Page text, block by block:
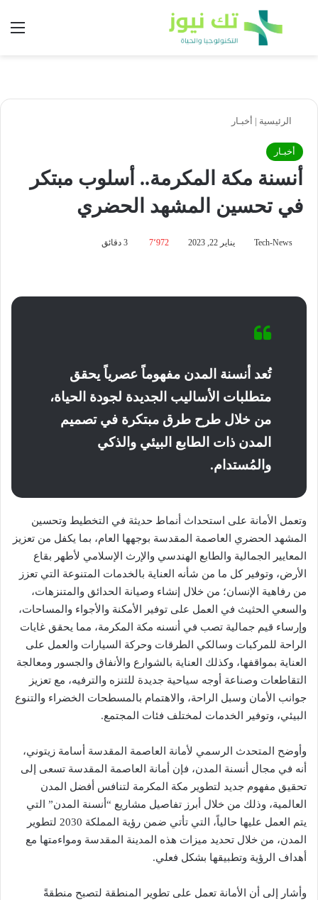
بحث عن
الرئيسية | أخبـار
أخبـار
أنسنة مكة المكرمة.. أسلوب مبتكر
في تحسين المشهد الحضري
Tech-News يناير 22, 2023 7٬972
تُعد أنسنة المدن مفهوماً عصرياً يحقق
متطلبات الأساليب الجديدة لجودة الحياة،
من خلال طرح طرق مبتكرة في تصميم
المدن ذات الطابع البيئي والذكي
والمُستدام.
وتعمل الأمانة على استحداث أنماط حديثة في التخطيط وتحسين
المشهد الحضري العاصمة المقدسة بوجهها العام، بما يكفل من تعزيز
المعايير الجمالية والطابع الهندسي والإرث الإسلامي لأطهر بقاع
الأرض، وتوفير كل ما من شأنه العناية بالخدمات المتنوعة التي تعزز
من رفاهية الإنسان؛ من خلال إنشاء وصيانة الحدائق والمتنزهات،
والسعي الحثيث في العمل على توفير الأمكنة والأجواء والمساحات،
وإرساء قيم جمالية تصب في أنسنه مكة المكرمة، مما يحقق غايات
الراحة للمركبات وسالكي الطرقات وحركة السيارات والعمل على
العناية بمواقفها، وكذلك العناية بالشوارع والأنفاق والجسور ومعالجة
التقاطعات وصناعة أوجه سياحية جديدة للتنزه والترفيه، مع تعزيز
جوانب الأمان وسبل الراحة، والاهتمام بالمسطحات الخضراء والتنوع
البيئي، وتوفير الخدمات لمختلف فئات المجتمع.
وأوضح المتحدث الرسمي لأمانة العاصمة المقدسة أسامة زيتوني،
أنه في مجال أنسنة المدن، فإن أمانة العاصمة المقدسة تسعى إلى
تحقيق مفهوم جديد لتطوير مكة المكرمة لتنافس أفضل المدن
العالمية، وذلك من خلال أبرز تفاصيل مشاريع “أنسنة المدن” التي
يتم العمل عليها حالياً، التي تأتي ضمن رؤية المملكة 2030 لتطوير
المدن، من خلال تحديد ميزات هذه المدينة المقدسة ومواءمتها مع
أهداف الرؤية وتطبيقها بشكل فعلي.
وأشار إلى أن الأمانة تعمل على تطوير المنطقة لتصبح منطقةً